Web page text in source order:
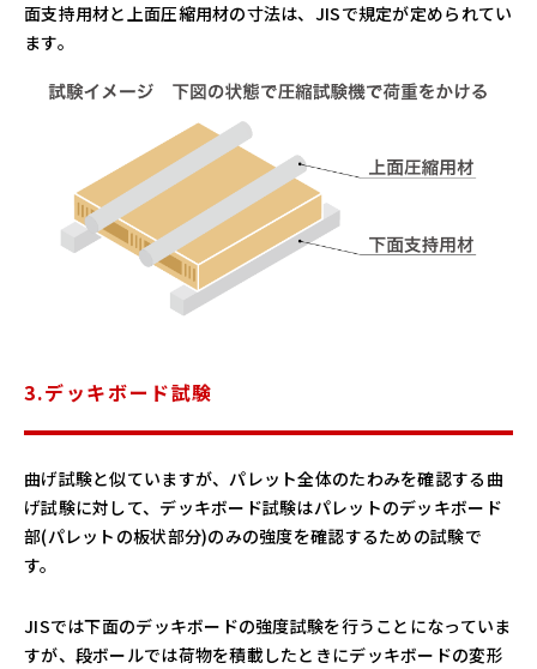
面支持用材と上面圧縮用材の寸法は、JISで規定が定められてい
ます。
3.デッキボード試験
曲げ試験と似ていますが、パレット全体のたわみを確認する曲
げ試験に対して、デッキボード試験はパレットのデッキボード
部(パレットの板状部分)のみの強度を確認するための試験で
す。
JISでは下面のデッキボードの強度試験を行うことになっていま
すが、段ボールでは荷物を積載したときにデッキボードの変形